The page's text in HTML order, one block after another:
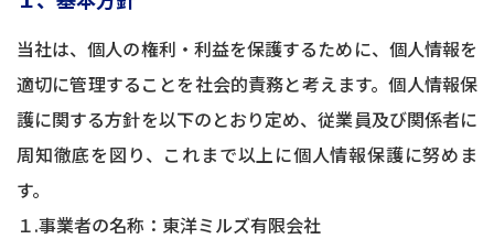
当社は、個人の権利・利益を保護するために、個人情報を
適切に管理することを社会的責務と考えます。個人情報保
護に関する方針を以下のとおり定め、従業員及び関係者に
周知徹底を図り、これまで以上に個人情報保護に努めま
す。
１.事業者の名称：東洋ミルズ有限会社